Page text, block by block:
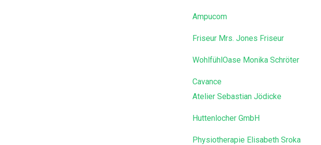
Ampucom
Friseur Mrs. Jones Friseur
WohlfühlOase Monika Schröter
Cavance
Atelier Sebastian Jödicke
Huttenlocher GmbH
Physiotherapie Elisabeth Sroka